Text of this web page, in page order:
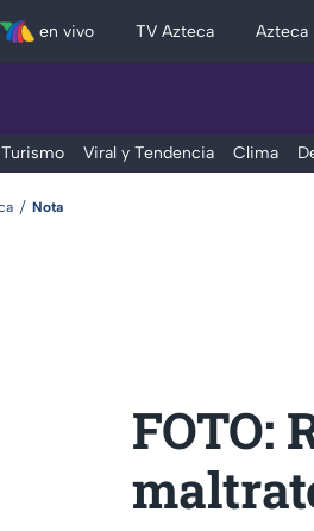
en vivo TV Azteca Azteca
Turismo Viral y Tendencia Clima
Nota
FOTO: